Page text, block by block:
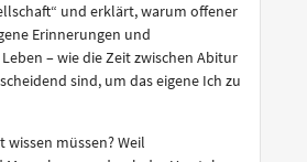
und erklärt, warum offener
Erinnerungen und
– wie die Zeit zwischen Abitur
sind, um das eigene Ich zu
wissen müssen? Weil